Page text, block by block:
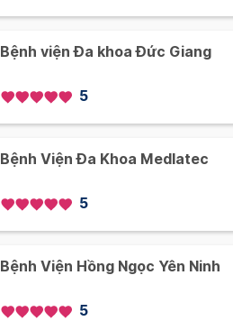
Bệnh viện Đa khoa Đức Giang
5
Bệnh Viện Đa Khoa Medlatec
5
Bệnh Viện Hồng Ngọc Yên Ninh
5